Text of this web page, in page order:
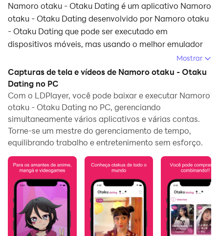
Namoro otaku - Otaku Dating é um aplicativo Namoro
otaku - Otaku Dating desenvolvido por Namoro otaku
- Otaku Dating que pode ser executado em
dispositivos móveis, mas usando o melhor emulador
de Android - LDPlayer, você pode baixar e jogar
Namoro otaku - Otaku Dating no seu computador.
Ao executar Namoro otaku - Otaku Dating no seu
computador, você pode navegar claramente em uma
tela maior, e controlar o aplicativo com o mouse e o
teclado é muito mais rápido do que com o teclado de
toque, e você nunca terá que se preocupar com a
Com as funções de múltiplas instâncias e
sincronizador, você pode até executar vários
aplicativos e contas no seu PC.
E a função de transferência de arquivos torna muito
fácil compartilhar imagens, vídeos e arquivos.
Mostrar
Capturas de tela e vídeos de Namoro otaku - Otaku
Dating no PC
Com o LDPlayer, você pode baixar e executar Namoro
otaku - Otaku Dating no PC, gerenciando
simultaneamente vários aplicativos e várias contas.
Torne-se um mestre do gerenciamento de tempo,
equilibrando trabalho e entretenimento sem esforço.